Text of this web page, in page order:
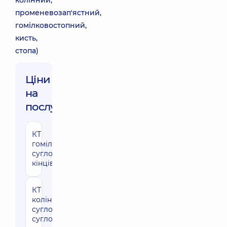
променевозап'ястний,
гомілковостопний,
кисть,
стопа)
Ціни
на
послуги:
КТ
гомілковостопних
суглобів, стоп (1
кінцівка)
КТ
колінного
суглоба (1
суглоб)